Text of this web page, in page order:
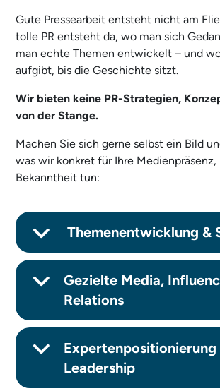
Gute Pressearbeit entsteht nicht am
tolle PR entsteht da, wo man sich
man echte Themen entwickelt – und
aufgibt, bis die Geschichte sitzt.
Wir bieten keine PR-Strategien,
von der Stange.
Machen Sie sich gerne selbst ein Bild
was wir konkret für Ihre
Bekanntheit tun:
Themenentwicklung &
Gezielte Media,
Relations
Expertenpositionierung
Leadership